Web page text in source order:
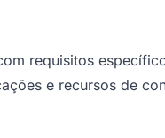
requisitos
e recursos de